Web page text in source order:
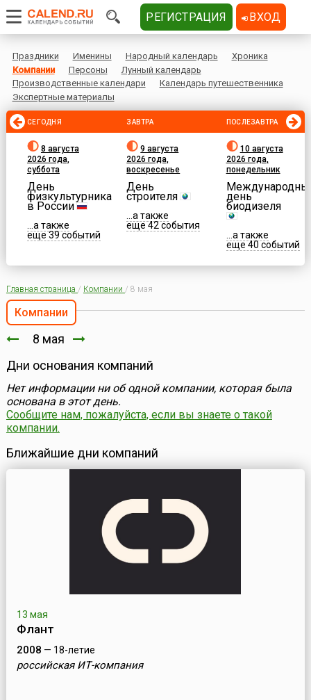
Праздники Именины Народный календарь
Хроника
Компании
Персоны
Лунный календарь
Производственные календари
Календарь путешественника
Экспертные материалы
СЕГОДНЯ
8 августа
2026 года,
суббота
День
физкультурника
в России
...а также
еще 39 событий
ЗАВТРА
9 августа
2026 года,
воскресенье
День
строителя
...а также
еще 42 события
ПОСЛЕЗАВТРА
10 августа
2026 года,
понедельник
день
биодизеля
...а также
еще 40 событий
Главная страница / Компании / 8 мая
Компании
8 мая
Дни основания компаний
Нет информации ни об одной компании, которая была
основана в этот день.
Сообщите нам, пожалуйста, если вы знаете о такой
компании.
Ближайшие дни компаний
13 мая
Флант
2008 — 18-летие
российская ИТ-компания
РЕГИСТРАЦИЯ ВХОД